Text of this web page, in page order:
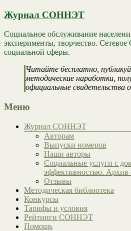
Журнал СОННЭТ
Социальное обслуживание
эксперименты, творчество.
социальной сферы.
Читайте бесплатно,
методические наработки,
официальные свидетельства
Меню
Журнал СОННЭТ
Авторам
Выпуски номеров
Наши авторы
Социальные услуги с
эффективностью. Архив
Отзывы
Методическая библиотека
Конкурсы
Тарифы и условия
Рейтинги СОННЭТ
Помощь